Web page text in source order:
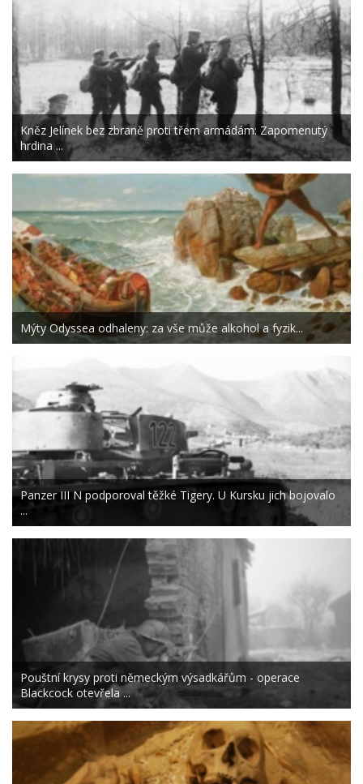
Kněz Jelínek bez zbraně proti třem armádám: Zapomenutý
hrdina ...
Mýty Odyssea odhaleny: za vše může alkohol a fyzik...
Panzer III N podporoval těžké Tigery. U Kursku jich bojovalo
...
Pouštní krysy proti německým výsadkářům - operace
Blackcock otevřela ...